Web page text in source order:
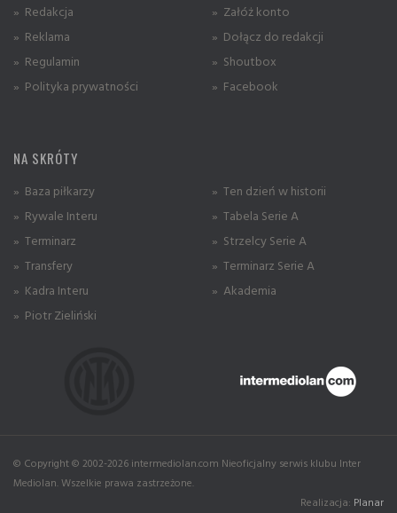
» Redakcja
» Reklama
» Regulamin
» Polityka prywatności
» Załóż konto
» Dołącz do redakcji
» Shoutbox
» Facebook
NA SKRÓTY
» Baza piłkarzy
» Rywale Interu
» Terminarz
» Transfery
» Kadra Interu
» Piotr Zieliński
» Ten dzień w historii
» Tabela Serie A
» Strzelcy Serie A
» Terminarz Serie A
» Akademia
© Copyright © 2002-2026 intermediolan.com Nieoficjalny serwis klubu Inter
Mediolan. Wszelkie prawa zastrzeżone.
Realizacja: Planar